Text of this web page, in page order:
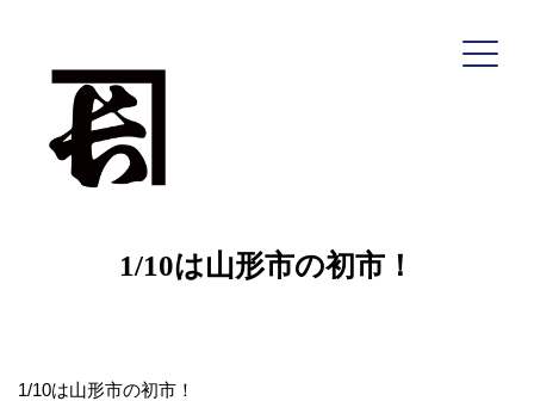
プ
1/10は山形市の初市！
1/10は山形市の初市！